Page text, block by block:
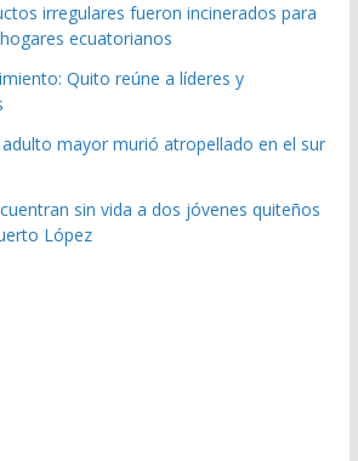
irregulares fueron incinerados para
ecuatorianos
Quito reúne a líderes y
mayor murió atropellado en el sur
sin vida a dos jóvenes quiteños
López